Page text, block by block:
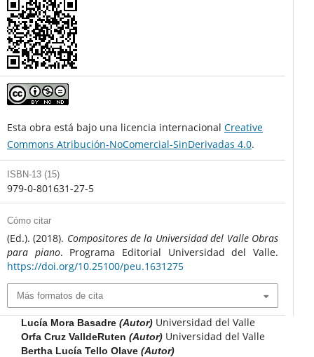
Esta obra está bajo una licencia internacional Creative
Commons Atribución-NoComercial-SinDerivadas 4.0.
ISBN-13 (15)
979-0-801631-27-5
Cómo citar
(Ed.). (2018). Compositores de la Universidad del Valle Obras
para piano. Programa Editorial Universidad del Valle.
https://doi.org/10.25100/peu.1631275
Más formatos de cita
Lucía Mora Basadre (Autor) Universidad del Valle
Orfa Cruz ValldeRuten (Autor) Universidad del Valle
Bertha Lucía Tello Olave (Autor)